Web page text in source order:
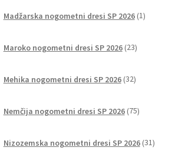
Madžarska nogometni dresi SP 2026 1izdelek
Maroko nogometni dresi SP 2026 23izdelkov
Mehika nogometni dresi SP 2026 32izdelkov
Nemčija nogometni dresi SP 2026 75izdelkov
Nizozemska nogometni dresi SP 2026 31izdelkov